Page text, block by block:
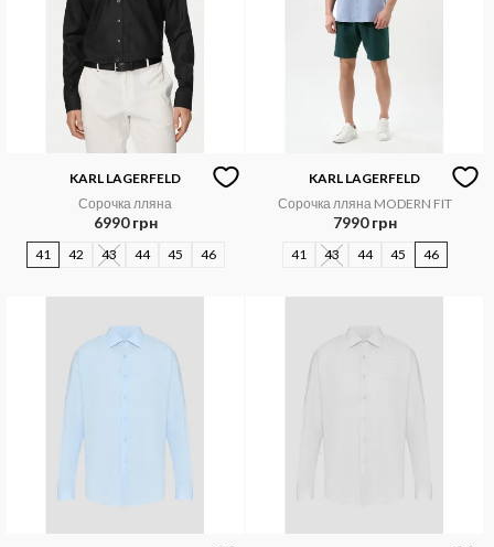
KARL LAGERFELD
Сорочка лляна
6990 грн
41 42 43 44 45 46
KARL LAGERFELD
Сорочка лляна MODERN FIT
7990 грн
41 43 44 45 46